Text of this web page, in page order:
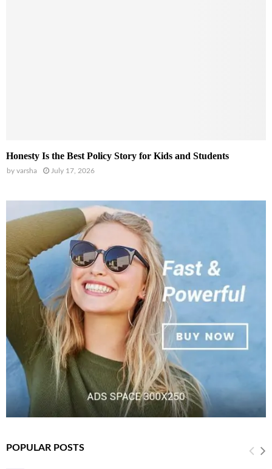
Honesty Is the Best Policy Story for Kids and Students
by varsha July 17, 2026
POPULAR POSTS